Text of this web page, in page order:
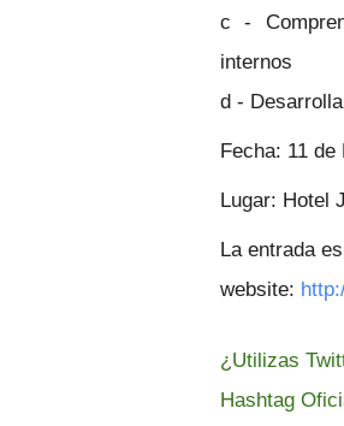
c -
internos
d -
Fecha: 11 de
Lugar: Hotel
La entrada
website:
¿Utilizas
Hashtag